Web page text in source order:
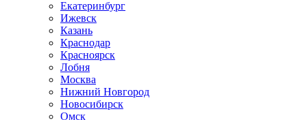
Екатеринбург
Ижевск
Казань
Краснодар
Красноярск
Лобня
Москва
Нижний Новгород
Новосибирск
Омск